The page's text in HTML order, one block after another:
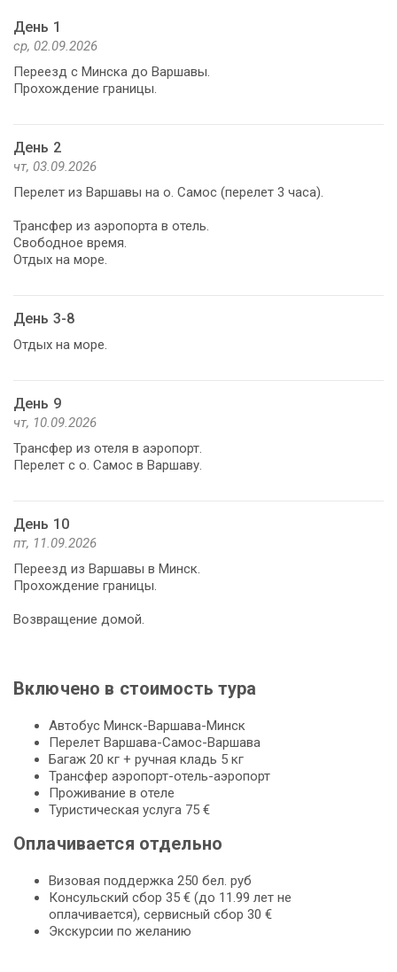
День 1
ср, 02.09.2026
Переезд с Минска до Варшавы.
Прохождение границы.
День 2
чт, 03.09.2026
Перелет из Варшавы на о. Самос (перелет 3 часа).
Трансфер из аэропорта в отель.
Свободное время.
Отдых на море.
День 3-8
Отдых на море.
День 9
чт, 10.09.2026
Трансфер из отеля в аэропорт.
Перелет с о. Самос в Варшаву.
День 10
пт, 11.09.2026
Переезд из Варшавы в Минск.
Прохождение границы.
Возвращение домой.
Включено в стоимость тура
Автобус Минск-Варшава-Минск
Перелет Варшава-Самос-Варшава
Багаж 20 кг + ручная кладь 5 кг
Трансфер аэропорт-отель-аэропорт
Проживание в отеле
Туристическая услуга 75 €
Оплачивается отдельно
Визовая поддержка 250 бел. руб
Консульский сбор 35 € (до 11.99 лет не
оплачивается), сервисный сбор 30 €
Экскурсии по желанию